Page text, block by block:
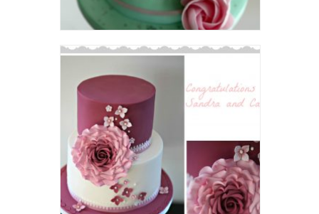
Sequin and Flowers Birthday
Cake